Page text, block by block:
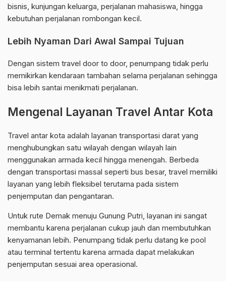
bisnis, kunjungan keluarga, perjalanan mahasiswa, hingga
kebutuhan perjalanan rombongan kecil.
Lebih Nyaman Dari Awal Sampai Tujuan
Dengan sistem travel door to door, penumpang tidak perlu
memikirkan kendaraan tambahan selama perjalanan sehingga
bisa lebih santai menikmati perjalanan.
Mengenal Layanan Travel Antar Kota
Travel antar kota adalah layanan transportasi darat yang
menghubungkan satu wilayah dengan wilayah lain
menggunakan armada kecil hingga menengah. Berbeda
dengan transportasi massal seperti bus besar, travel memiliki
layanan yang lebih fleksibel terutama pada sistem
penjemputan dan pengantaran.
Untuk rute Demak menuju Gunung Putri, layanan ini sangat
membantu karena perjalanan cukup jauh dan membutuhkan
kenyamanan lebih. Penumpang tidak perlu datang ke pool
atau terminal tertentu karena armada dapat melakukan
penjemputan sesuai area operasional.